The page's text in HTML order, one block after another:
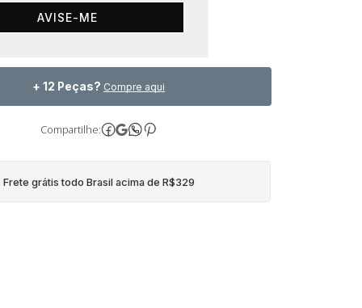
AVISE-ME
+ 12 Peças? Compre aqui
Compartilhe:
Frete grátis todo Brasil acima de R$329